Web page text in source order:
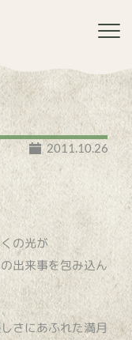
2011.10.26
の光が
出来事を包み込ん
さにあふれた満月